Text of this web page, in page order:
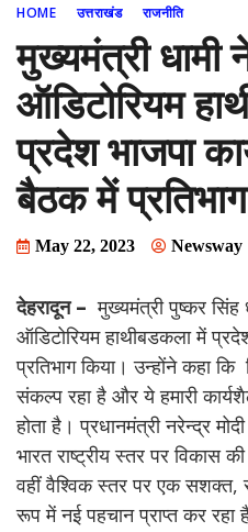
HOME उत्तराखंड राजनीति
मुख्यमंत्री धामी
ऑडिटोरियम
प्रदेश भाजपा
बैठक में
May 22, 2023 Newsway
देहरादून – मुख्यमंत्री पुष्कर सिंह
ऑडिटोरियम हाथीबडकला में
प्रतिभाग किया। उन्होंने कहा कि
संकल्प रहा है और ये हमारी
होता है। प्रधानमंत्री नरेन्द्र
भारत राष्ट्रीय स्तर पर विकास
वहीं वैश्विक स्तर पर एक सशक्त,
रूप में नई पहचान प्राप्त कर